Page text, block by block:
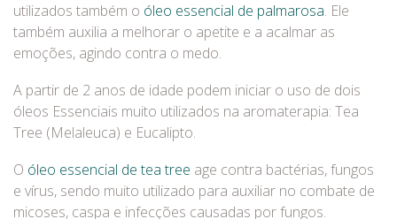
utilizados também o óleo essencial de palmarosa. Ele
também auxilia a melhorar o apetite e a acalmar as
emoções, agindo contra o medo.
A partir de 2 anos de idade podem iniciar o uso de dois
óleos Essenciais muito utilizados na aromaterapia: Tea
Tree (Melaleuca) e Eucalipto.
O óleo essencial de tea tree age contra bactérias, fungos
e vírus, sendo muito utilizado para auxiliar no combate de
micoses, caspa e infecções causadas por fungos.